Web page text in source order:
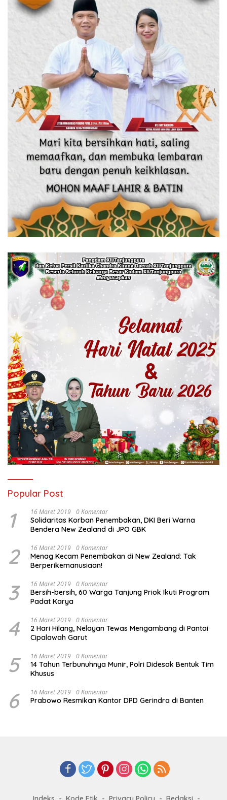
Popular Post
1 16 Maret 2019 0 Komentar
Solidaritas Korban Penembakan, DKI Beri Warna
Bendera New Zealand di JPO GBK
2 16 Maret 2019 0 Komentar
Menag Kecam Penembakan di New Zealand: Tak
Berperikemanusiaan!
3 16 Maret 2019 0 Komentar
Bersih-bersih, 60 Warga Tanjung Priok Ikuti Program
Padat Karya
4 16 Maret 2019 0 Komentar
2 Hari Hilang, Nelayan Tewas Mengambang di Pantai
Cipalawah Garut
5 16 Maret 2019 0 Komentar
14 Tahun Terbunuhnya Munir, Polri Didesak Bentuk Tim
Khusus
6 16 Maret 2019 0 Komentar
Prabowo Resmikan Kantor DPD Gerindra di Banten